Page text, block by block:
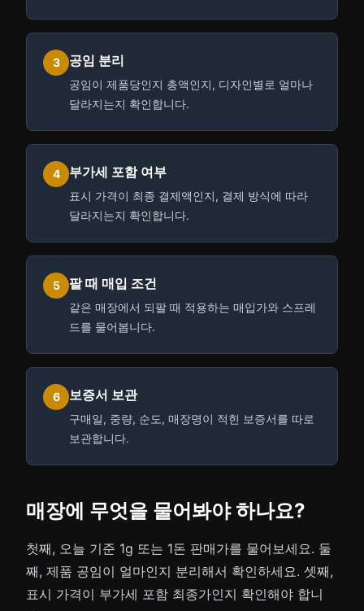
3 공임 분리
공임이 제품당인지 총액인지, 디자인별로 얼마나
달라지는지 확인합니다.
4 부가세 포함 여부
표시 가격이 최종 결제액인지, 결제 방식에 따라
달라지는지 확인합니다.
5 팔 때 매입 조건
같은 매장에서 되팔 때 적용하는 매입가와 스프레
드를 물어봅니다.
6 보증서 보관
구매일, 중량, 순도, 매장명이 적힌 보증서를 따로
보관합니다.
매장에 무엇을 물어봐야 하나요?
첫째, 오늘 기준 1g 또는 1돈 판매가를 물어보세요. 둘
째, 제품 공임이 얼마인지 분리해서 확인하세요. 셋째,
표시 가격이 부가세 포함 최종가인지 확인해야 합니